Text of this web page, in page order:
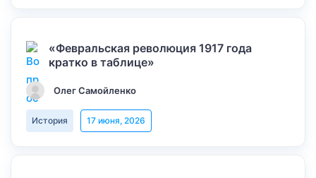
«Февральская революция 1917 года
кратко в таблице»
Олег Самойленко
История 17 июня, 2026